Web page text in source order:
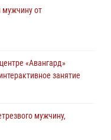
округа
мужчину от
«Авангард»
занятие
мужчину,